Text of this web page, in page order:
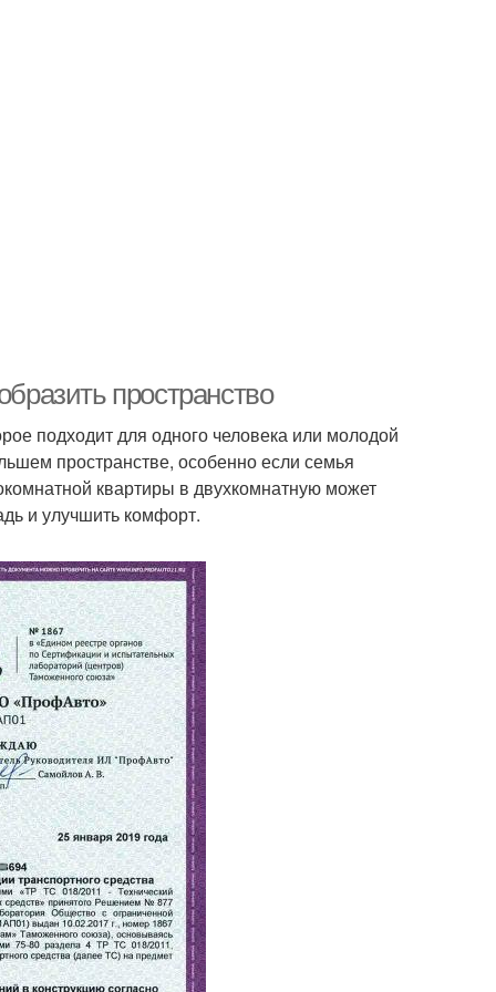
пространство
подходит для одного человека или молодой
пространстве, особенно если семья
квартиры в двухкомнатную может
и улучшить комфорт.